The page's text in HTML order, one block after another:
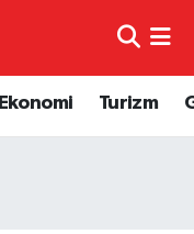
Ekonomi Turizm